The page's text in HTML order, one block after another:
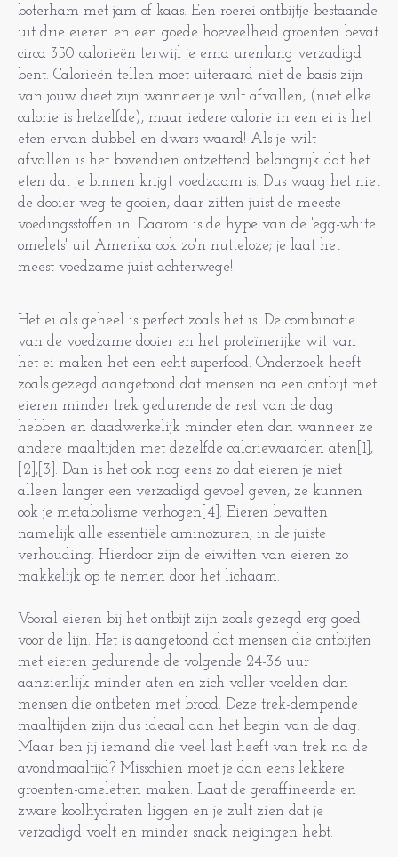
boterham met jam of kaas. Een roerei ontbijtje bestaande
uit drie eieren en een goede hoeveelheid groenten bevat
circa 350 calorieën terwijl je erna urenlang verzadigd
bent. Calorieën tellen moet uiteraard niet de basis zijn
van jouw dieet zijn wanneer je wilt afvallen, (niet elke
calorie is hetzelfde), maar iedere calorie in een ei is het
eten ervan dubbel en dwars waard! Als je wilt
afvallen is het bovendien ontzettend belangrijk dat het
eten dat je binnen krijgt voedzaam is. Dus waag het niet
de dooier weg te gooien, daar zitten juist de meeste
voedingsstoffen in. Daarom is de hype van de 'egg-white
omelets' uit Amerika ook zo'n nutteloze; je laat het
meest voedzame juist achterwege!
Het ei als geheel is perfect zoals het is. De combinatie
van de voedzame dooier en het proteïnerijke wit van
het ei maken het een echt superfood. Onderzoek heeft
zoals gezegd aangetoond dat mensen na een ontbijt met
eieren minder trek gedurende de rest van de dag
hebben en daadwerkelijk minder eten dan wanneer ze
andere maaltijden met dezelfde caloriewaarden aten[1],
[2],[3]. Dan is het ook nog eens zo dat eieren je niet
alleen langer een verzadigd gevoel geven, ze kunnen
ook je metabolisme verhogen[4]. Eieren bevatten
namelijk alle essentiële aminozuren, in de juiste
verhouding. Hierdoor zijn de eiwitten van eieren zo
makkelijk op te nemen door het lichaam.
Vooral eieren bij het ontbijt zijn zoals gezegd erg goed
voor de lijn. Het is aangetoond dat mensen die ontbijten
met eieren gedurende de volgende 24-36 uur
aanzienlijk minder aten en zich voller voelden dan
mensen die ontbeten met brood. Deze trek-dempende
maaltijden zijn dus ideaal aan het begin van de dag.
Maar ben jij iemand die veel last heeft van trek na de
avondmaaltijd? Misschien moet je dan eens lekkere
groenten-omeletten maken. Laat de geraffineerde en
zware koolhydraten liggen en je zult zien dat je
verzadigd voelt en minder snack neigingen hebt.